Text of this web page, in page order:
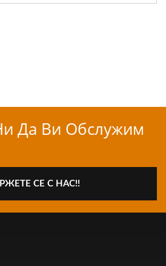
Да Ви Обслужим
СЕ С НАС!!